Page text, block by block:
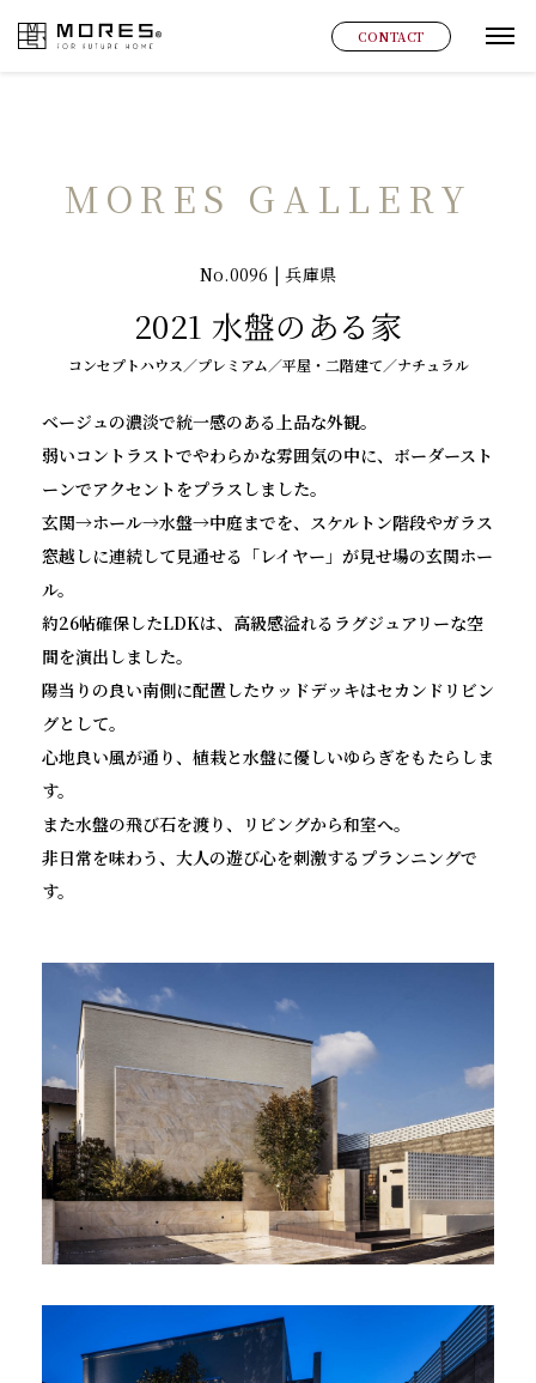
MORES CONTACT グ
MORES GALLERY
No.0096 | 兵庫県
2021 水盤のある家
コンセプトハウス／プレミアム／平屋・二階建て／ナチュラル
ベージュの濃淡で統一感のある上品な外観。
弱いコントラストでやわらかな雰囲気の中に、ボーダースト
ーンでアクセントをプラスしました。
玄関→ホール→水盤→中庭までを、スケルトン階段やガラス
窓越しに連続して見通せる「レイヤー」が見せ場の玄関ホー
ル。
約26帖確保したLDKは、高級感溢れるラグジュアリーな空
間を演出しました。
陽当りの良い南側に配置したウッドデッキはセカンドリビン
グとして。
心地良い風が通り、植栽と水盤に優しいゆらぎをもたらしま
す。
また水盤の飛び石を渡り、リビングから和室へ。
非日常を味わう、大人の遊び心を刺激するプランニングで
す。